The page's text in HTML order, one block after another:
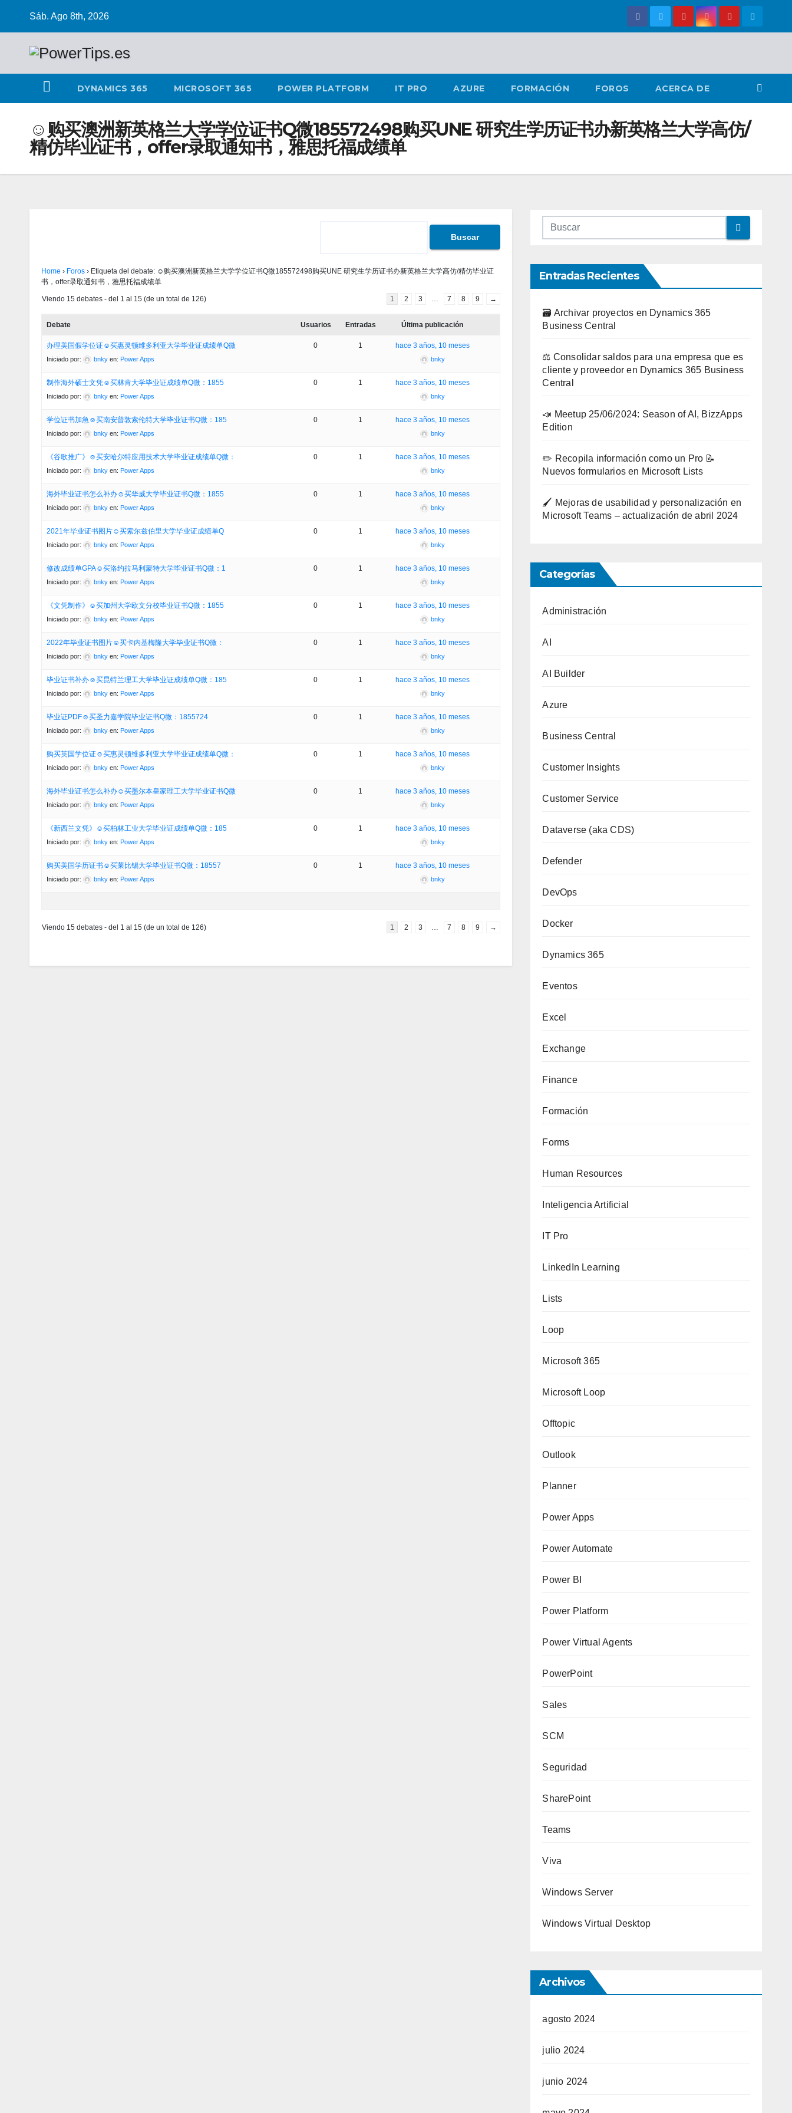
Sáb. Ago 8th, 2026
DYNAMICS 365 MICROSOFT 365 POWER PLATFORM IT PRO AZURE FORMACIÓN FOROS ACERCA DE
☺购买澳洲新英格兰大学学位证书Q微185572498购买UNE 研究生学历证书办新英格兰大学高仿/
精仿毕业证书，offer录取通知书，雅思托福成绩单
Home › Foros › Etiqueta del debate: ☺购买澳洲新英格兰大学学位证书Q微185572498购买UNE 研究生学历证书办新英格兰大学高仿/精仿毕业证
书，offer录取通知书，雅思托福成绩单
Viendo 15 debates - del 1 al 15 (de un total de 126) 1 2 3 … 7 8 9 →
Debate Usuarios Entradas Última publicación
办理美国假学位证☺买惠灵顿维多利亚大学毕业证成绩单Q微
Iniciado por: bnky en: Power Apps
0 1 hace 3 años, 10 meses
bnky
制作海外硕士文凭☺买林肯大学毕业证成绩单Q微：1855
Iniciado por: bnky en: Power Apps
0 1 hace 3 años, 10 meses
bnky
学位证书加急☺买南安普敦索伦特大学毕业证书Q微：185
Iniciado por: bnky en: Power Apps
0 1 hace 3 años, 10 meses
bnky
《谷歌推广》☺买安哈尔特应用技术大学毕业证成绩单Q微：
Iniciado por: bnky en: Power Apps
0 1 hace 3 años, 10 meses
bnky
海外毕业证书怎么补办☺买华威大学毕业证书Q微：1855
Iniciado por: bnky en: Power Apps
0 1 hace 3 años, 10 meses
bnky
2021年毕业证书图片☺买索尔兹伯里大学毕业证成绩单Q
Iniciado por: bnky en: Power Apps
0 1 hace 3 años, 10 meses
bnky
修改成绩单GPA☺买洛约拉马利蒙特大学毕业证书Q微：1
Iniciado por: bnky en: Power Apps
0 1 hace 3 años, 10 meses
bnky
《文凭制作》☺买加州大学欧文分校毕业证书Q微：1855
Iniciado por: bnky en: Power Apps
0 1 hace 3 años, 10 meses
bnky
2022年毕业证书图片☺买卡内基梅隆大学毕业证书Q微：
Iniciado por: bnky en: Power Apps
0 1 hace 3 años, 10 meses
bnky
毕业证书补办☺买昆特兰理工大学毕业证成绩单Q微：185
Iniciado por: bnky en: Power Apps
0 1 hace 3 años, 10 meses
bnky
毕业证PDF☺买圣力嘉学院毕业证书Q微：1855724
Iniciado por: bnky en: Power Apps
0 1 hace 3 años, 10 meses
bnky
购买英国学位证☺买惠灵顿维多利亚大学毕业证成绩单Q微：
Iniciado por: bnky en: Power Apps
0 1 hace 3 años, 10 meses
bnky
海外毕业证书怎么补办☺买墨尔本皇家理工大学毕业证书Q微
Iniciado por: bnky en: Power Apps
0 1 hace 3 años, 10 meses
bnky
《新西兰文凭》☺买柏林工业大学毕业证成绩单Q微：185
Iniciado por: bnky en: Power Apps
0 1 hace 3 años, 10 meses
bnky
购买美国学历证书☺买莱比锡大学毕业证书Q微：18557
Iniciado por: bnky en: Power Apps
0 1 hace 3 años, 10 meses
bnky
Viendo 15 debates - del 1 al 15 (de un total de 126) 1 2 3 … 7 8 9 →
Entradas Recientes
🗃️ Archivar proyectos en Dynamics 365
Business Central
⚖️ Consolidar saldos para una empresa que es
cliente y proveedor en Dynamics 365 Business
Central
📣 Meetup 25/06/2024: Season of AI, BizzApps
Edition
✏️ Recopila información como un Pro 📝
Nuevos formularios en Microsoft Lists
🖌️ Mejoras de usabilidad y personalización en
Microsoft Teams – actualización de abril 2024
Categorías
Administración
AI
AI Builder
Azure
Business Central
Customer Insights
Customer Service
Dataverse (aka CDS)
Defender
DevOps
Docker
Dynamics 365
Eventos
Excel
Exchange
Finance
Formación
Forms
Human Resources
Inteligencia Artificial
IT Pro
LinkedIn Learning
Lists
Loop
Microsoft 365
Microsoft Loop
Offtopic
Outlook
Planner
Power Apps
Power Automate
Power BI
Power Platform
Power Virtual Agents
PowerPoint
Sales
SCM
Seguridad
SharePoint
Teams
Viva
Windows Server
Windows Virtual Desktop
Archivos
agosto 2024
julio 2024
junio 2024